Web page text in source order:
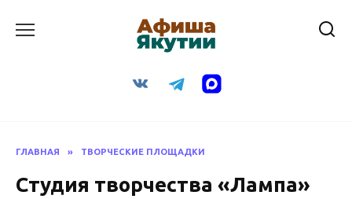
ГЛАВНАЯ » ТВОРЧЕСКИЕ ПЛОЩАДКИ
Студия творчества «Лампа»